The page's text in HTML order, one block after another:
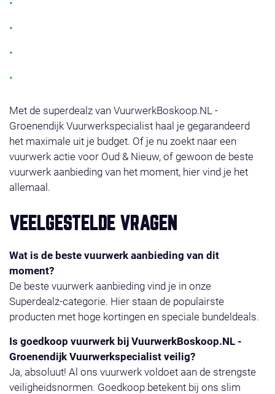
Met de superdealz van VuurwerkBoskoop.NL -
Groenendijk Vuurwerkspecialist haal je gegarandeerd
het maximale uit je budget. Of je nu zoekt naar een
vuurwerk actie voor Oud & Nieuw, of gewoon de beste
vuurwerk aanbieding van het moment, hier vind je het
allemaal.
VEELGESTELDE VRAGEN
Wat is de beste vuurwerk aanbieding van dit
moment?
De beste vuurwerk aanbieding vind je in onze
Superdealz-categorie. Hier staan de populairste
producten met hoge kortingen en speciale bundeldeals.
Is goedkoop vuurwerk bij VuurwerkBoskoop.NL -
Groenendijk Vuurwerkspecialist veilig?
Ja, absoluut! Al ons vuurwerk voldoet aan de strengste
veiligheidsnormen. Goedkoop betekent bij ons slim